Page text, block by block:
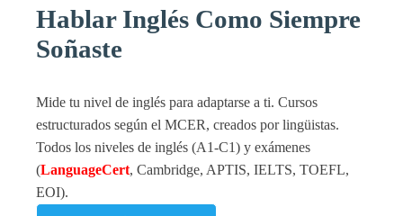
Hablar Inglés Como Siempre
Soñaste
Mide tu nivel de inglés para adaptarse a ti. Cursos
estructurados según el MCER, creados por lingüistas.
Todos los niveles de inglés (A1-C1) y exámenes
(LanguageCert, Cambridge, APTIS, IELTS, TOEFL,
EOI).